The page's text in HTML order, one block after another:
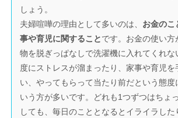
しょう。
夫婦喧嘩の理由として多いのは、 お金のこ
事や育児に関することです。お金の使い方
物を脱ぎっぱなしで洗濯機に入れてくれ
度にストレスが溜まったり、家事や育児を
い、やってもらって当たり前だという態度
いう方が多いです。どれも1つずつはちょ
しても、毎日のこととなるとイライラした